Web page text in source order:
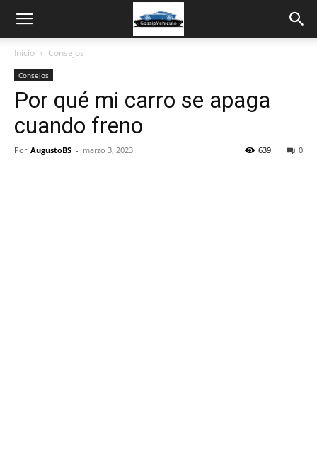
Inicio Consejos
Consejos
Por qué mi carro se apaga
cuando freno
Por AugustoBS - marzo 3, 2023 0
639